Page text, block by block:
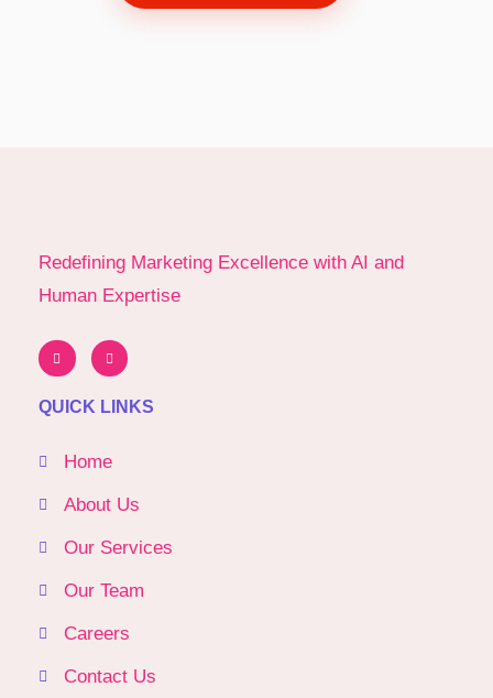
Redefining Marketing Excellence with AI and
Human Expertise
QUICK LINKS
Home
About Us
Our Services
Our Team
Careers
Contact Us